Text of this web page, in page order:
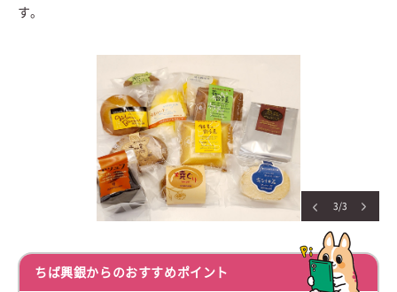
3/3
す。
ちば興銀からのおすすめポイント